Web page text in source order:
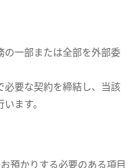
の一部または全部を外部委
必要な契約を締結し、当該
ます。
預かりする必要のある項目